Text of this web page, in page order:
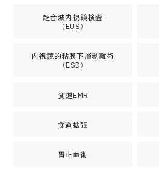
超音波内視鏡検査
（EUS）
内視鏡的粘膜下層剥離術
（ESD）
食道EMR
食道拡張
胃止血術